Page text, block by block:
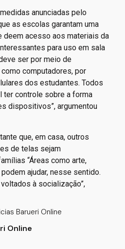
anunciadas pelo
as escolas garantam uma
deem acesso aos materiais da
para uso em sala
ser por meio de
computadores, por
dos estudantes. Todos
controle sobre a forma
dispositivos”, argumentou
que, em casa, outros
de telas sejam
“Áreas como arte,
ajudar, nesse sentido.
à socialização”,
Barueri Online
Online